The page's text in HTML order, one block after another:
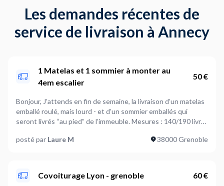
Les demandes récentes de
service de livraison à Annecy
1 Matelas et 1 sommier à monter au
4em escalier
50 €
Bonjour, J’attends en fin de semaine, la livraison d’un matelas
emballé roulé, mais lourd - et d’un sommier emballés qui
seront livrés “au pied” de l’immeuble. Mesures : 140/190 livré
140/190 livré monté Je recherche 1 ou 2 messieurs pour
M’aider à déballer et poser le matelas sur le sommier. La
livraison devrait avoir lieu ce Jeudi ou Vendredi - J’attends
posté par Laure M 38000 Grenoble
Covoiturage Lyon - grenoble 60 €